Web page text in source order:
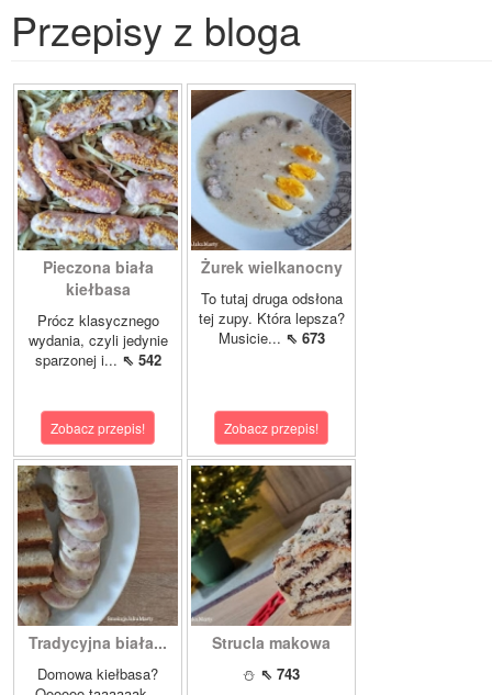
Przepisy z bloga
Pieczona biała
kiełbasa
Prócz klasycznego
wydania, czyli jedynie
sparzonej i... ⇖ 542
Zobacz przepis!
Żurek wielkanocny
To tutaj druga odsłona
tej zupy. Która lepsza?
Musicie... ⇖ 673
Zobacz przepis!
Tradycyjna biała...
Domowa kiełbasa?
Strucla makowa
⛄ ⇖ 743